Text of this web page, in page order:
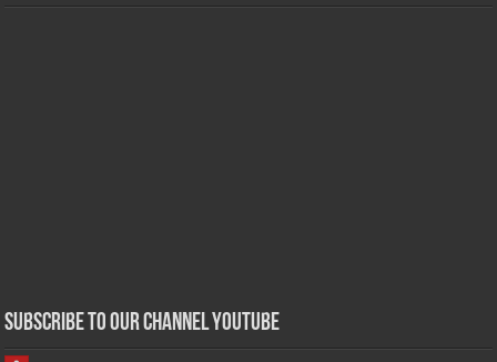
Subscribe to our Channel Youtube